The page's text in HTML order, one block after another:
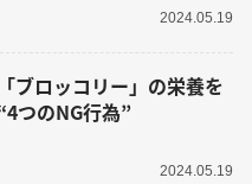
2024.05.19
ブロッコリー」の栄養を
つのNG行為”
2024.05.19